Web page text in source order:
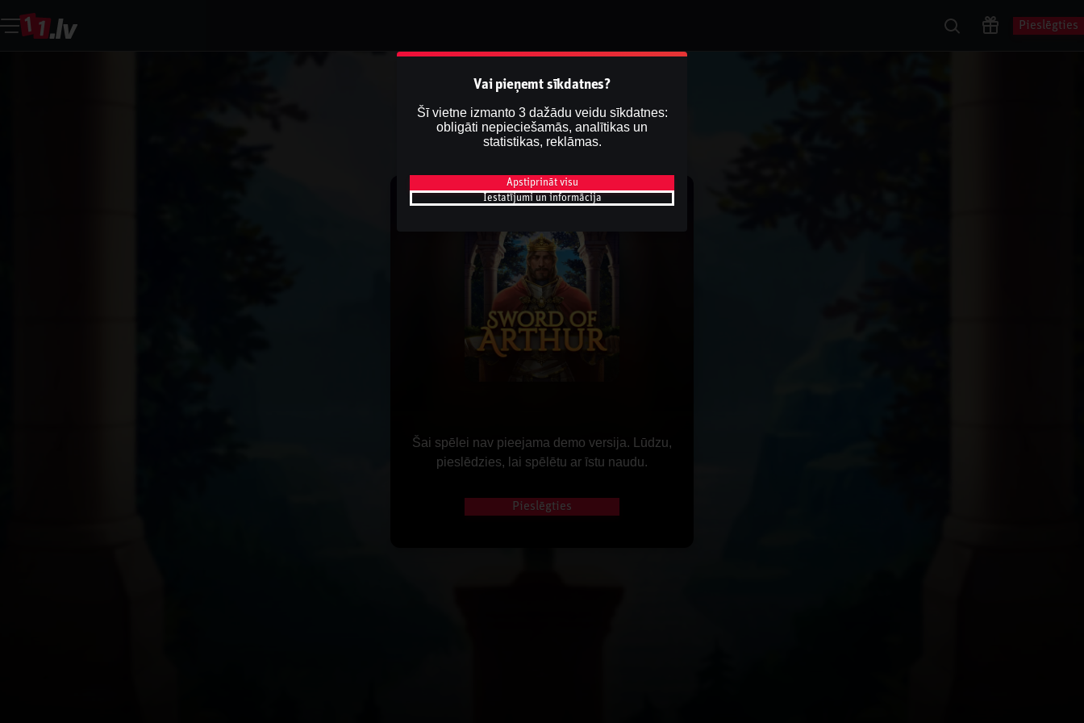
Pieslēgties
Šai spēlei nav pieejama demo versija. Lūdzu,
pieslēdzies, lai spēlētu ar īstu naudu.
Pieslēgties
Vai pieņemt sīkdatnes?
Šī vietne izmanto 3 dažādu veidu sīkdatnes:
obligāti nepieciešamās, analītikas un
statistikas, reklāmas.
Apstiprināt visu
Iestatījumi un informācija